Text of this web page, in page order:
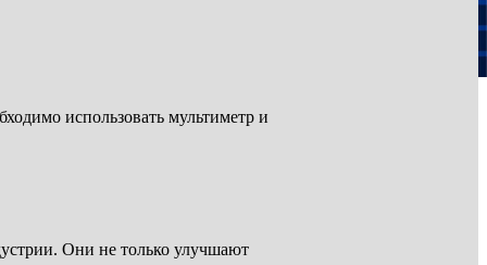
использовать мультиметр и
Они не только улучшают